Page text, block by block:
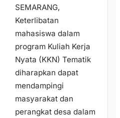
SEMARANG,
Keterlibatan
mahasiswa dalam
program Kuliah Kerja
Nyata (KKN) Tematik
diharapkan dapat
mendampingi
masyarakat dan
perangkat desa dalam